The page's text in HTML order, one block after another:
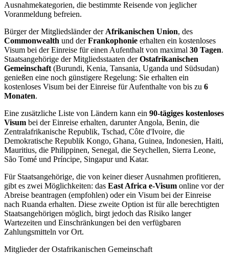
Ausnahmekategorien, die bestimmte Reisende von jeglicher
Voranmeldung befreien.
Bürger der Mitgliedsländer der Afrikanischen Union, des
Commonwealth und derFrankophonie erhalten ein kostenloses
Visum bei der Einreise für einen Aufenthalt von maximal 30 Tagen.
Staatsangehörige der Mitgliedsstaaten derOstafrikanischen
Gemeinschaft (Burundi, Kenia, Tansania, Uganda und Südsudan)
genießen eine noch günstigere Regelung: Sie erhalten ein
kostenloses Visum bei der Einreise für Aufenthalte von bis zu 6
Monaten.
Eine zusätzliche Liste von Ländern kann ein 90-tägiges kostenloses
Visum bei der Einreise erhalten, darunter Angola, Benin, die
Zentralafrikanische Republik, Tschad, Côte d'Ivoire, die
Demokratische Republik Kongo, Ghana, Guinea, Indonesien, Haiti,
Mauritius, die Philippinen, Senegal, die Seychellen, Sierra Leone,
São Tomé und Príncipe, Singapur und Katar.
Für Staatsangehörige, die von keiner dieser Ausnahmen profitieren,
gibt es zwei Möglichkeiten: das East Africa e-Visum online vor der
Abreise beantragen (empfohlen) oder ein Visum bei der Einreise
nach Ruanda erhalten. Diese zweite Option ist für alle berechtigten
Staatsangehörigen möglich, birgt jedoch das Risiko langer
Wartezeiten und Einschränkungen bei den verfügbaren
Zahlungsmitteln vor Ort.
Mitglieder der Ostafrikanischen Gemeinschaft